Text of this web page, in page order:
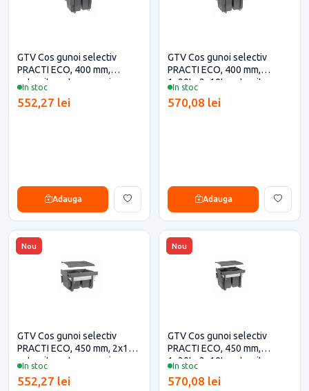
In stoc
GTV Cos gunoi selectiv
PRACTI ECO, 400 mm,
antracit pentru casa si
552,27 lei
Adauga
In stoc
GTV Cos gunoi selectiv
PRACTI ECO, 400 mm,
1x20L+2x10L, antracit
eficiente
570,08 lei
Adauga
Nou
In stoc
GTV Cos gunoi selectiv
PRACTI ECO, 450 mm, 2x15L,
antracit pentru casa si
552,27 lei
Nou
In stoc
GTV Cos gunoi selectiv
PRACTI ECO, 450 mm,
1x20L+2x10L, antracit
eficiente
570,08 lei